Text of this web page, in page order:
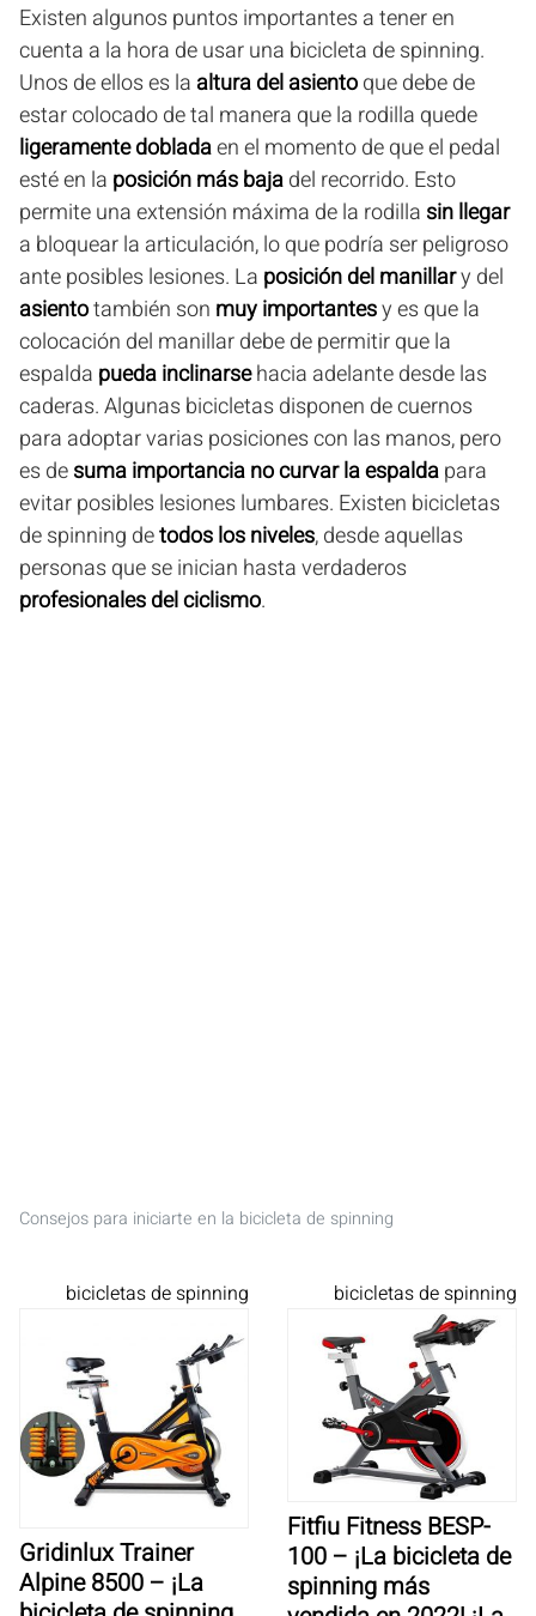
Existen algunos puntos importantes a tener en
cuenta a la hora de usar una bicicleta de spinning.
Unos de ellos es la altura del asientoque debe de
estar colocado de tal manera que la rodilla quede
ligeramente dobladaen el momento de que el pedal
esté en la posición más bajadel recorrido. Esto
permite una extensión máxima de la rodilla sin llegar
a bloquear la articulación, lo que podría ser peligroso
ante posibles lesiones. La posición del manillary del
asientotambién son muy importantesy es que la
colocación del manillar debe de permitir que la
espalda pueda inclinarsehacia adelante desde las
caderas. Algunas bicicletas disponen de cuernos
para adoptar varias posiciones con las manos, pero
es desuma importancia no curvar la espaldapara
evitar posibles lesiones lumbares. Existen bicicletas
de spinning detodos los niveles, desde aquellas
personas que se inician hasta verdaderos
profesionales del ciclismo.
Consejos para iniciarte en la bicicleta de spinning
bicicletas de spinning
Gridinlux Trainer
Alpine 8500 – ¡La
bicicletas de spinning
Fitfiu Fitness BESP-
100 – ¡La bicicleta de
spinning más